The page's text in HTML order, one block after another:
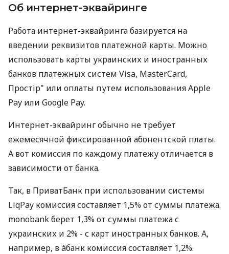
Об интернет-эквайринге
Работа интернет-эквайринга базируется на
введении реквизитов платежной карты. Можно
использовать карты украинских и иностранных
банков платежных систем Visa, MasterCard,
Простір" или оплаты путем использования Apple
Pay или Google Pay.
Интернет-эквайринг обычно не требует
ежемесячной фиксированной абонентской платы.
А вот комиссия по каждому платежу отличается в
зависимости от банка.
Так, в ПриватБанк при использовании системы
LiqPay комиссия составляет 1,5% от суммы платежа.
monobank берет 1,3% от суммы платежа с
украинских и 2% - с карт иностранных банков. А,
например, в àбанк комиссия составляет 1,2%.